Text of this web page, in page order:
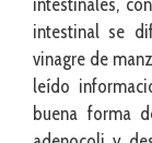
intestinales,
intestinal se
vinagre de
leído
buena forma